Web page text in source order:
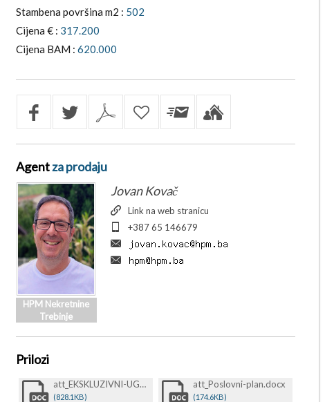
Stambena površina m2 : 502
Cijena € : 317.200
Cijena BAM : 620.000
Agentza prodaju
HPM Nekretnine
Trebinje
Jovan Kovač
Link na web stranicu
+387 65 146679
Prilozi
att_EKSKLUZIVNI-UGOVOR-O-POSREDOVANJU-PRI-PRODAJI-BEZ-ZAGLAVLJA-POTPIS-I-PEČAT-13.22.23-13.22.23.docx
(828.1KB)
att_Poslovni-plan.docx
(174.6KB)